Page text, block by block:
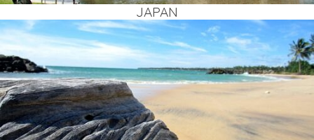
JAPAN